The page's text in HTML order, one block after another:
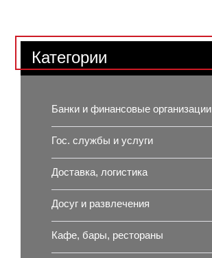
Категории
Банки и финансовые организации
Гос. службы и услуги
Доставка, логистика
Досуг и развлечения
Кафе, бары, рестораны